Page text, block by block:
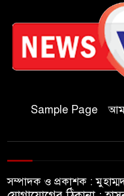
Sample Page
সম্পাদক ও প্রকাশক :